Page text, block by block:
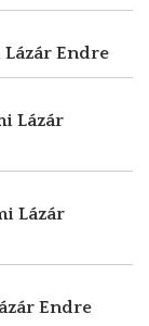
Lázár Endre
Lázár
Lázár
Endre